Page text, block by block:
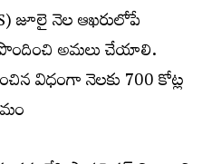
జూలై నెల ఆఖరులోపే
అమలు చేయాలి.
విధంగా నెలకు 700 కోట్ల